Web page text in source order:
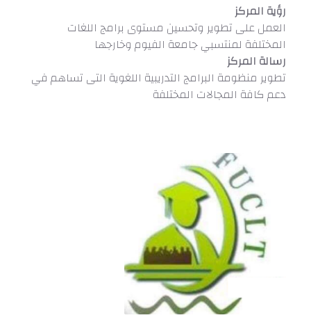
رؤية المركز
العمل على تطوير وتحسين مستوى برامج اللغات
المختلفة لمنتسبي جامعة الفيوم وخارجها
رسالة المركز
تطوير منظومة البرامج التدريبية اللغوية التى تساهم في
دعم كافة المجالات المختلفة